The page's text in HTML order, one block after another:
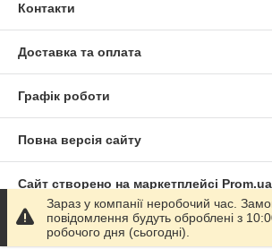
Контакти
Доставка та оплата
Графік роботи
Повна версія сайту
Сайт створено на маркетплейсі Prom.ua
Політика конфіденційності
Зараз у компанії неробочий час.
повідомлення будуть оброблені з
робочого дня (сьогодні).